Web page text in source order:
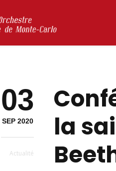
03
SEP 2020
Actualité
la